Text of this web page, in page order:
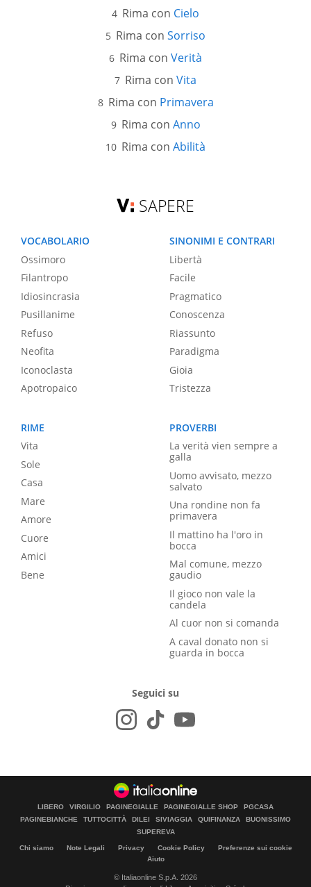
Rima con Cielo
Rima con Sorriso
Rima con Verità
Rima con Vita
Rima con Primavera
Rima con Anno
Rima con Abilità
SAPERE
VOCABOLARIO
Ossimoro
Filantropo
Idiosincrasia
Pusillanime
Refuso
Neofita
Iconoclasta
Apotropaico
SINONIMI E CONTRARI
Libertà
Facile
Pragmatico
Conoscenza
Riassunto
Paradigma
Gioia
Tristezza
RIME
Vita
Sole
Casa
Mare
Amore
Cuore
Amici
Bene
PROVERBI
La verità vien sempre a
galla
Uomo avvisato, mezzo
salvato
Una rondine non fa
primavera
Il mattino ha l'oro in
bocca
Mal comune, mezzo
gaudio
Il gioco non vale la
candela
Al cuor non si comanda
A caval donato non si
guarda in bocca
Seguici su
LIBERO VIRGILIO PAGINEGIALLE PAGINEGIALLE SHOP
PGCASA
PAGINEBIANCHE
TUTTOCITTÀ DILEI SIVIAGGIA QUIFINANZA
BUONISSIMO
SUPEREVA
Chi siamo Note Legali Privacy Cookie Policy
Preferenze sui cookie
Aiuto
© Italiaonline S.p.A. 2026